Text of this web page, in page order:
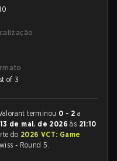
of 3
terminou 0 - 2 a
13 de mai. de 2026às 21:10
do 2026 VCT: Game
- Round 5.